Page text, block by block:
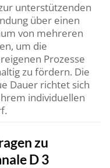
unterstützenden
über einen
von mehreren
um die
Prozesse
zu fördern. Die
Dauer richtet sich
individuellen
zu
D 3